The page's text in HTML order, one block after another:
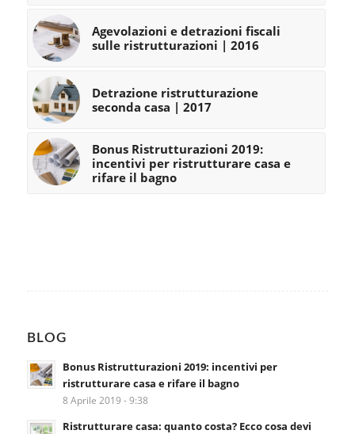
Agevolazioni e detrazioni fiscali
sulle ristrutturazioni | 2016
Detrazione ristrutturazione
seconda casa | 2017
Bonus Ristrutturazioni 2019:
incentivi per ristrutturare casa e
rifare il bagno
BLOG
Bonus Ristrutturazioni 2019: incentivi per
ristrutturare casa e rifare il bagno
8 Aprile 2019 - 9:38
Ristrutturare casa: quanto costa? Ecco cosa devi